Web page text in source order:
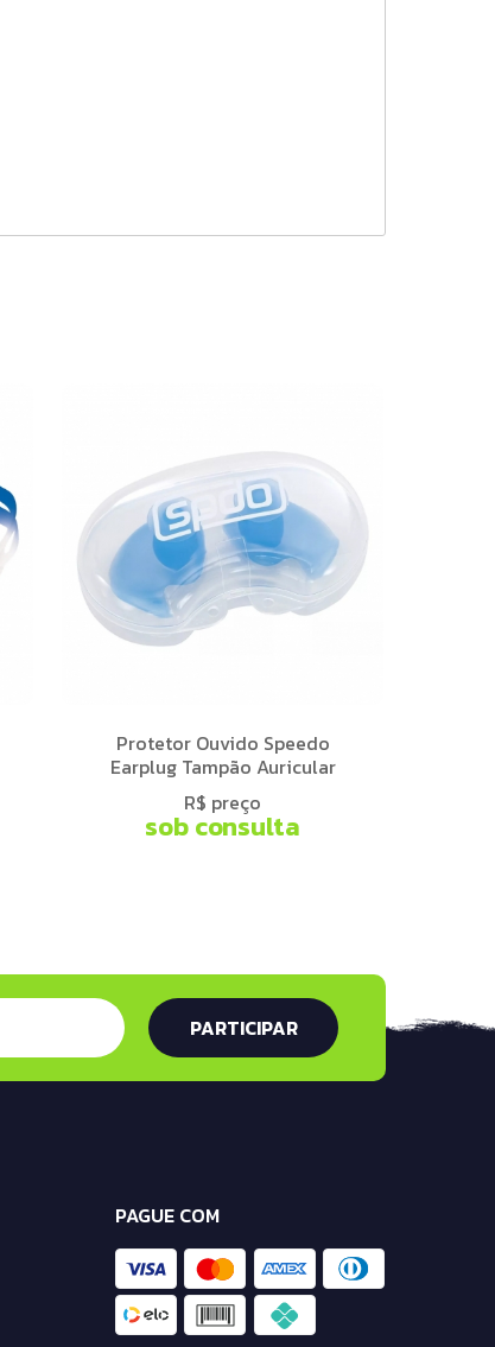
Protetor Ouvido Speedo
Earplug Tampão Auricular
R$ preço
sob consulta
PAGUE COM